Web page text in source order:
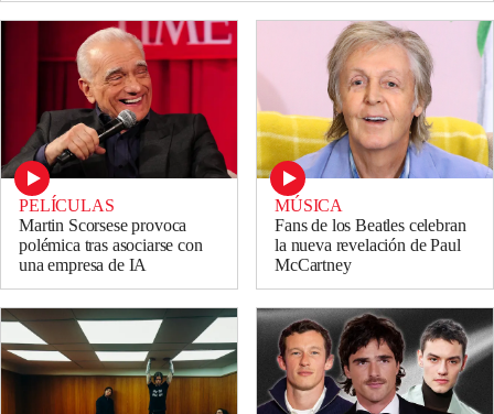
PELÍCULAS
Martin Scorsese provoca
polémica tras asociarse con
una empresa de IA
MÚSICA
Fans de los Beatles celebran
la nueva revelación de Paul
McCartney